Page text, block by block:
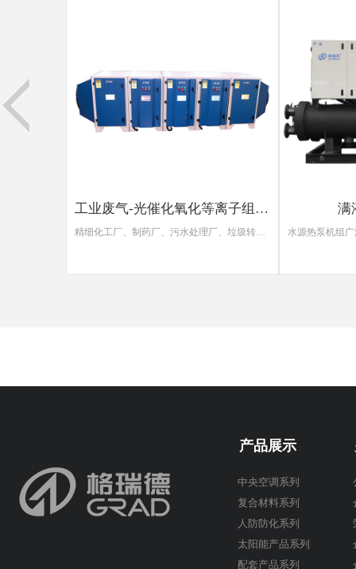
工业废气-光催化氧化等离子组合一体设备
精细化工厂、制药厂、污水处理厂、垃圾转运站、橡胶厂、家禽养殖业和屠宰业等臭气的净化处理。
满液式水源热泵
水源热泵机组广泛应用于宾馆、商场、办公楼、展览馆、机场、体育馆等公共设施的舒适性中央空调系统，并能满足电子、制
产品展示
中央空调系列
复合材料系列
人防防化系列
太阳能产品系列
配套产品系列